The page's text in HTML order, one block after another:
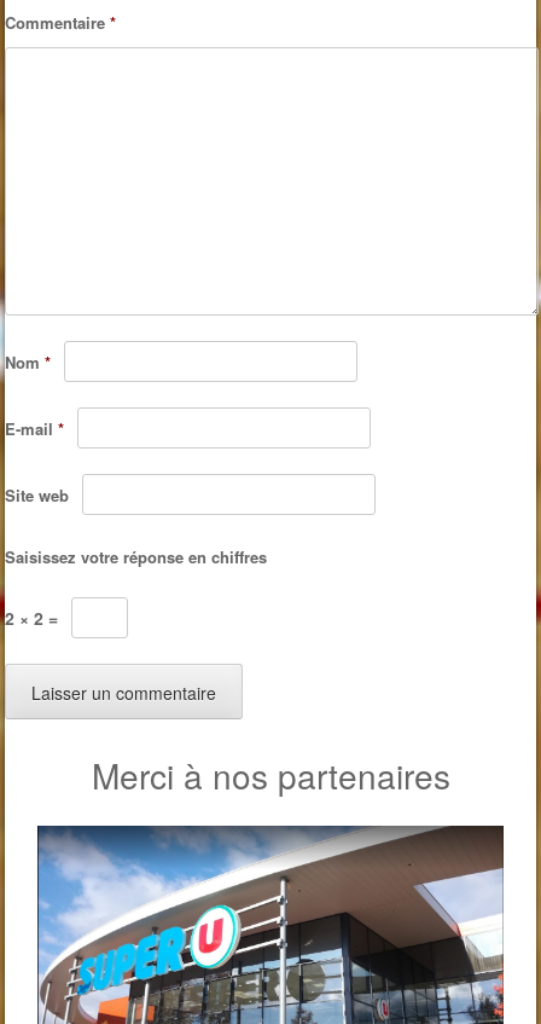
Commentaire*
Nom*
E-mail*
Site web
Saisissez votre réponse en chiffres
2 × 2 =
Merci à nos partenaires